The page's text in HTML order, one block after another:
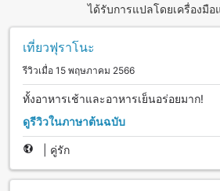
ได้รับการแปลโดยเครื่องมื
เที่ยวฟุราโนะ
รีวิวเมื่อ 15 พฤษภาคม 2566
ทั้งอาหารเช้าและอาหารเย็นอร่อยมาก!
ดูรีวิวในภาษาต้นฉบับ
คู่รัก